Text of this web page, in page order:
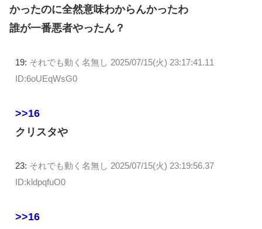
かったのに全然意味わからんかったわ
誰が一番悪者やったん？
19: それでも動く名無し 2025/07/15(火) 23:17:41.11
ID:6oUEqWsG0
>>16
クリスタや
23: それでも動く名無し 2025/07/15(火) 23:19:56.37
ID:kldpqfuO0
>>16